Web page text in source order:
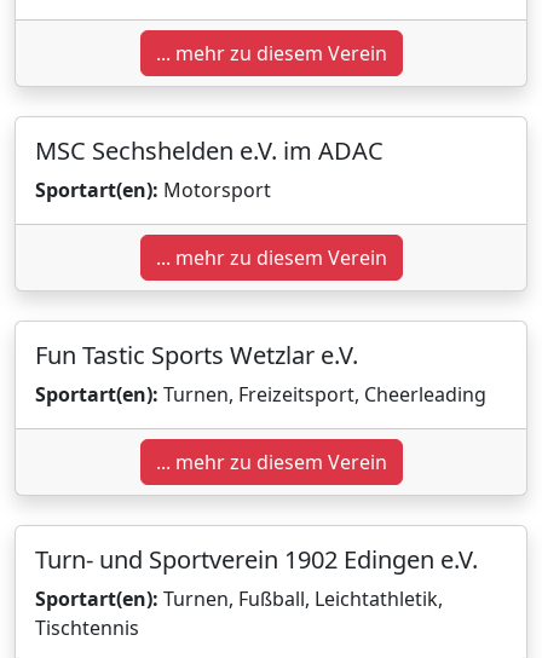
... mehr zu diesem Verein
MSC Sechshelden e.V. im ADAC
Sportart(en): Motorsport
... mehr zu diesem Verein
Fun Tastic Sports Wetzlar e.V.
Sportart(en): Turnen, Freizeitsport, Cheerleading
... mehr zu diesem Verein
Turn- und Sportverein 1902 Edingen e.V.
Sportart(en): Turnen, Fußball, Leichtathletik,
Tischtennis